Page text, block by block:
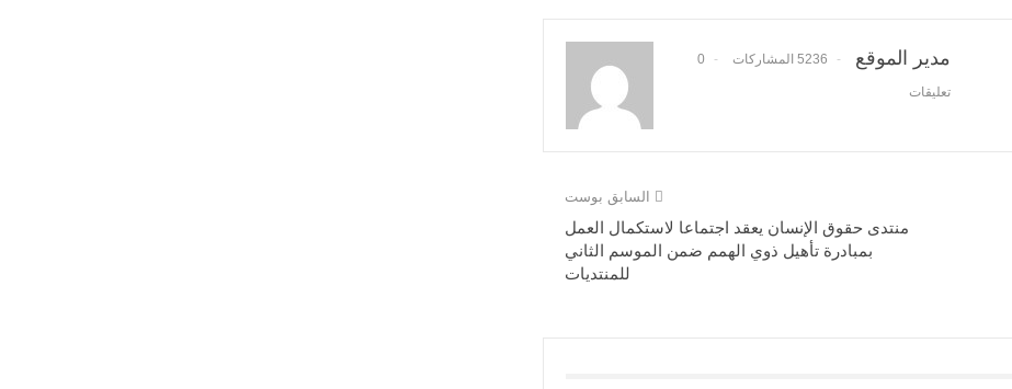
مدير الموقع 5236 المشاركات 0
تعليقات
السابق بوست
منتدى حقوق الإنسان يعقد اجتماعا لاستكمال العمل
بمبادرة تأهيل ذوي الهمم ضمن الموسم الثاني
للمنتديات